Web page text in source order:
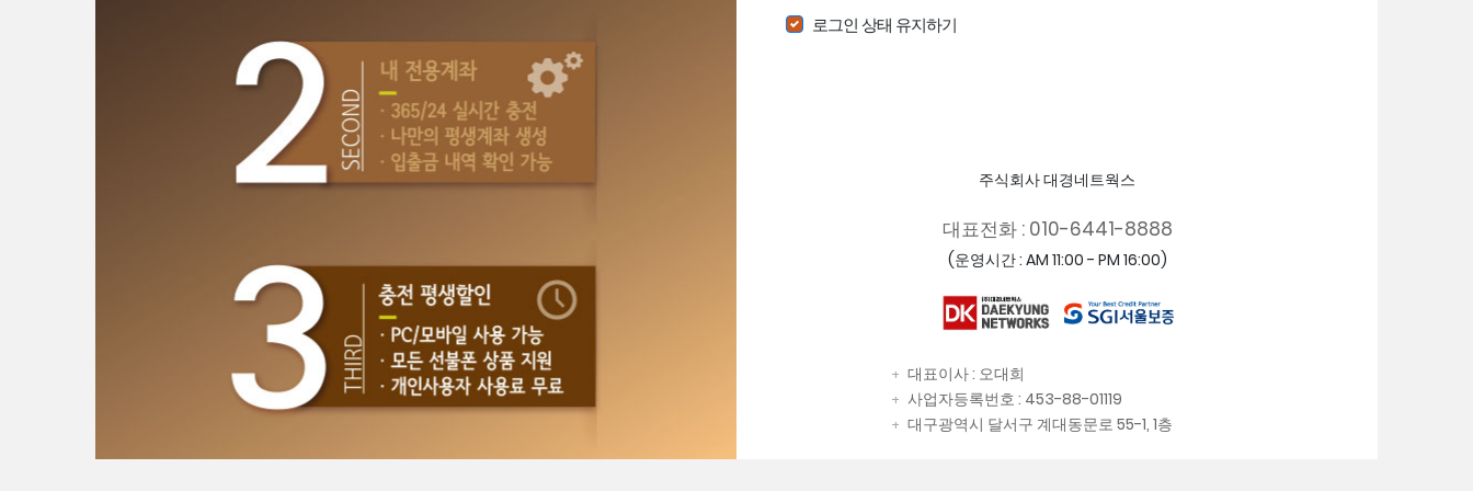
로그인 상태 유지하기
주식회사 대경네트웍스
대표전화 : 010-6441-8888
(운영시간 : AM 11:00 - PM 16:00)
+ 대표이사 : 오대희
+ 사업자등록번호 : 453-88-01119
+ 대구광역시 달서구 계대동문로 55-1, 1층